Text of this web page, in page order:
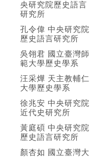
央研究院歷史語言
研究所
孔令偉 中央研究院
歷史語言研究所
吳翎君 國立臺灣師
範大學歷史學系
汪采燁 天主教輔仁
大學歷史學系
徐兆安 中央研究院
近代史研究所
黃庭碩 中央研究院
歷史語言研究所
顏杏如 國立臺灣大